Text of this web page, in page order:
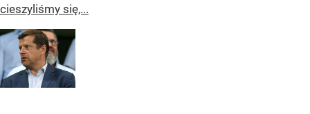
cieszyliśmy się,...